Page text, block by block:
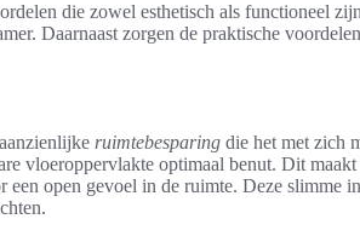
die zowel esthetisch als functioneel
Daarnaast zorgen de praktische
ruimtebesparing die het met zich
vloeroppervlakte optimaal benut. Dit maakt
open gevoel in de ruimte. Deze slimme